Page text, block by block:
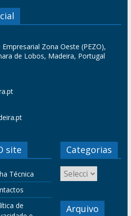
Zona Oeste (PEZO),
de Lobos, Madeira, Portugal
site
Técnica
de
Categorias
Arquivo